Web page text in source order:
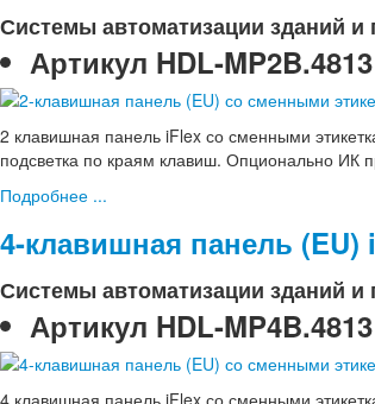
Системы автоматизации зданий
Артикул HDL-MP2B.4813
2 клавишная панель iFlex со сменными
подсветка по краям клавиш. Опционально ИК
Подробнее ...
4-клавишная панель
Системы автоматизации зданий
Артикул HDL-MP4B.4813